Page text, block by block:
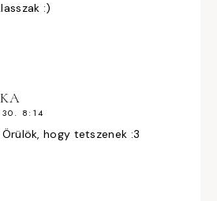
:)
30. 8:14
hogy tetszenek :3